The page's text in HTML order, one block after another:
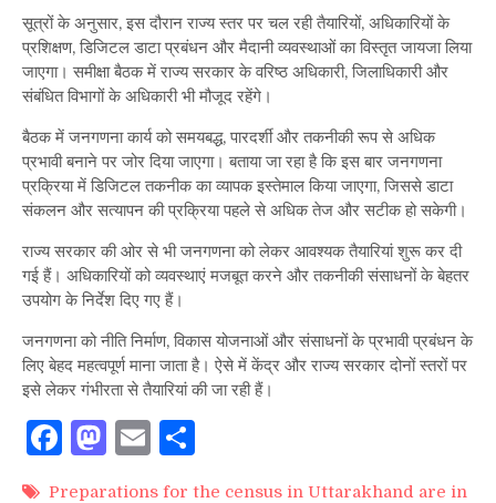
जल्द
दौरे
पर
आएंगे
भारत
के
जनगणना
आयुक्त
सूत्रों के अनुसार, इस दौरान राज्य स्तर पर चल रही तैयारियों, अधिकारियों के
प्रशिक्षण, डिजिटल डाटा प्रबंधन और मैदानी व्यवस्थाओं का विस्तृत जायजा लिया
जाएगा। समीक्षा बैठक में राज्य सरकार के वरिष्ठ अधिकारी, जिलाधिकारी और
संबंधित विभागों के अधिकारी भी मौजूद रहेंगे।
बैठक में जनगणना कार्य को समयबद्ध, पारदर्शी और तकनीकी रूप से अधिक
प्रभावी बनाने पर जोर दिया जाएगा। बताया जा रहा है कि इस बार जनगणना
प्रक्रिया में डिजिटल तकनीक का व्यापक इस्तेमाल किया जाएगा, जिससे डाटा
संकलन और सत्यापन की प्रक्रिया पहले से अधिक तेज और सटीक हो सकेगी।
राज्य सरकार की ओर से भी जनगणना को लेकर आवश्यक तैयारियां शुरू कर दी
गई हैं। अधिकारियों को व्यवस्थाएं मजबूत करने और तकनीकी संसाधनों के बेहतर
उपयोग के निर्देश दिए गए हैं।
जनगणना को नीति निर्माण, विकास योजनाओं और संसाधनों के प्रभावी प्रबंधन के
लिए बेहद महत्वपूर्ण माना जाता है। ऐसे में केंद्र और राज्य सरकार दोनों स्तरों पर
इसे लेकर गंभीरता से तैयारियां की जा रही हैं।
Facebook
Mastodon
Email
Preparations for the census in Uttarakhand are in